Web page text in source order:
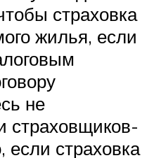
страховка
жилья, если
не
страховщиков-
если страховка